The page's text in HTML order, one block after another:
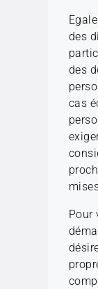
des
des
cas
Pour